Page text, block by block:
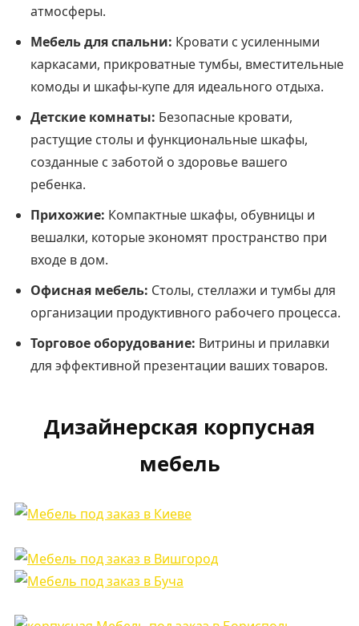
атмосферы.
Мебель для спальни: Кровати с усиленными
каркасами, прикроватные тумбы, вместительные
комоды и шкафы-купе для идеального отдыха.
Детские комнаты: Безопасные кровати,
растущие столы и функциональные шкафы,
созданные с заботой о здоровье вашего
ребенка.
Прихожие: Компактные шкафы, обувницы и
вешалки, которые экономят пространство при
входе в дом.
Офисная мебель: Столы, стеллажи и тумбы для
организации продуктивного рабочего процесса.
Торговое оборудование: Витрины и прилавки
для эффективной презентации ваших товаров.
Дизайнерская корпусная
мебель